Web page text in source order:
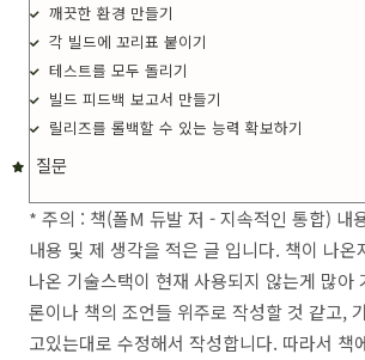
깨끗한 환경 만들기
각 빌드에 꼬리표 붙이기
테스트를 모두 돌리기
빌드 피드백 보고서 만들기
릴리즈를 롤백할 수 있는 능력 확보하기
질문
* 주의 : 책(폴M 듀발 저 - 지속적인 통합) 내
내용 및 제 생각을 적은 글 입니다. 책이 나온
나온 기술스택이 현재 사용되지 않는게 많아
론이나 책의 조언들 위주로 작성할 것 같고,
고있는대로 수정해서 작성합니다. 따라서 책